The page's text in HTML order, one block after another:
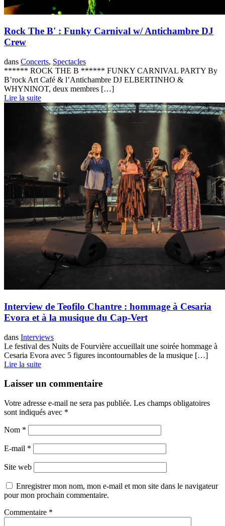
Rock The B' : Funky Carnival w/ Antichambre DJ
Crew
dans Concerts, Spectacles
****** ROCK THE B ****** FUNKY CARNIVAL PARTY By
B’rock Art Café & l’Antichambre DJ ELBERTINHO &
WHYNINOT, deux membres […]
Lire la suite
Interview de Teofilo Chantre : hommage à Cesaria
Evora et à la musique du Cap-Vert
dans Interviews
Le festival des Nuits de Fourvière accueillait une soirée hommage à
Cesaria Evora avec 5 figures incontournables de la musique […]
Lire la suite
Laisser un commentaire
Votre adresse e-mail ne sera pas publiée. Les champs obligatoires
sont indiqués avec *
Nom *
E-mail *
Site web
Enregistrer mon nom, mon e-mail et mon site dans le navigateur
pour mon prochain commentaire.
Commentaire *